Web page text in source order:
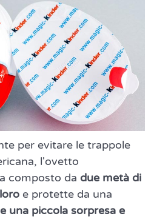
per evitare le trappole
l'ovetto
composto da due metà di
e protette da una
una piccola sorpresa e